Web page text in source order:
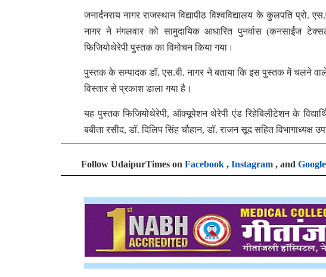
जनार्दनराय नागर राजस्थान विद्यापीठ विश्वविद्यालय के कुलपति
नागर ने मंगलवार को सामुदायिक आधारित पुनर्वास (कनसाईज
फिजियोथेरेपी पुस्तक का विमोचन किया गया।
पुस्तक के सम्पादक डॉ. एस.बी. नागर ने बताया कि इस पुस्तक में चलने
विस्तार से प्रकाश डाला गया है।
यह पुस्तक फिजियोथेरेपी, ऑक्यूपेशन थेरेपी एंड रिहेबिलीटेशन के
बबीता रसीद, डॉ. दिलिप सिंह चौहान, डॉ. राजन सूद सहित विभागाध्यक्ष
Follow UdaipurTimes on Facebook , Instagram , and